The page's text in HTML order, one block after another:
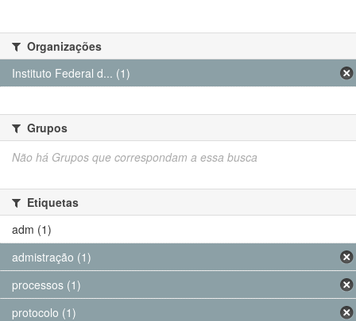
Organizações
Instituto Federal d... (1)
Grupos
Não há Grupos que correspondam a essa busca
Etiquetas
adm (1)
admistração (1)
processos (1)
protocolo (1)